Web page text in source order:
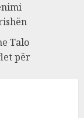
Talo
për